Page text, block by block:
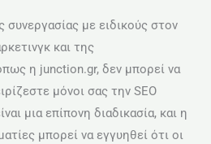
συνεργασίας με ειδικούς στον
και της
η junction.gr, δεν μπορεί να
μόνοι σας την SEO
μια επίπονη διαδικασία, και η
μπορεί να εγγυηθεί ότι οι